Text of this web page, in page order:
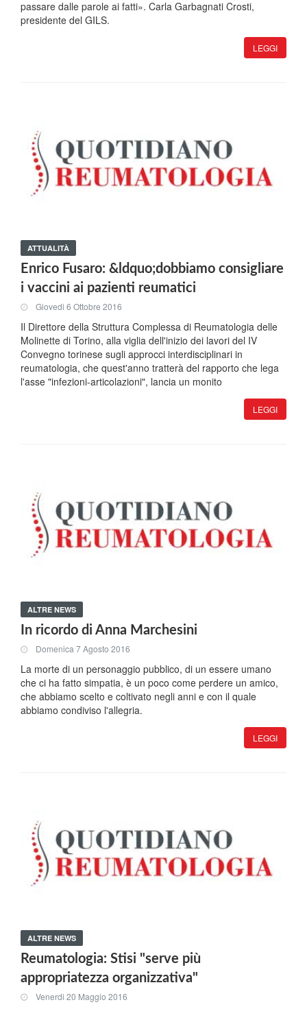
passare dalle parole ai fatti». Carla Garbagnati Crosti,
presidente del GILS.
LEGGI
ATTUALITÀ
Enrico Fusaro: &ldquo;dobbiamo consigliare
i vaccini ai pazienti reumatici
Giovedi 6 Ottobre 2016
Il Direttore della Struttura Complessa di Reumatologia delle
Molinette di Torino, alla viglia dell'inizio dei lavori del IV
Convegno torinese sugli approcci interdisciplinari in
reumatologia, che quest'anno tratterà del rapporto che lega
l'asse "infezioni-articolazioni", lancia un monito
LEGGI
ALTRE NEWS
In ricordo di Anna Marchesini
Domenica 7 Agosto 2016
La morte di un personaggio pubblico, di un essere umano
che ci ha fatto simpatia, è un poco come perdere un amico,
che abbiamo scelto e coltivato negli anni e con il quale
abbiamo condiviso l'allegria.
LEGGI
ALTRE NEWS
Reumatologia: Stisi "serve più
appropriatezza organizzativa"
Venerdi 20 Maggio 2016